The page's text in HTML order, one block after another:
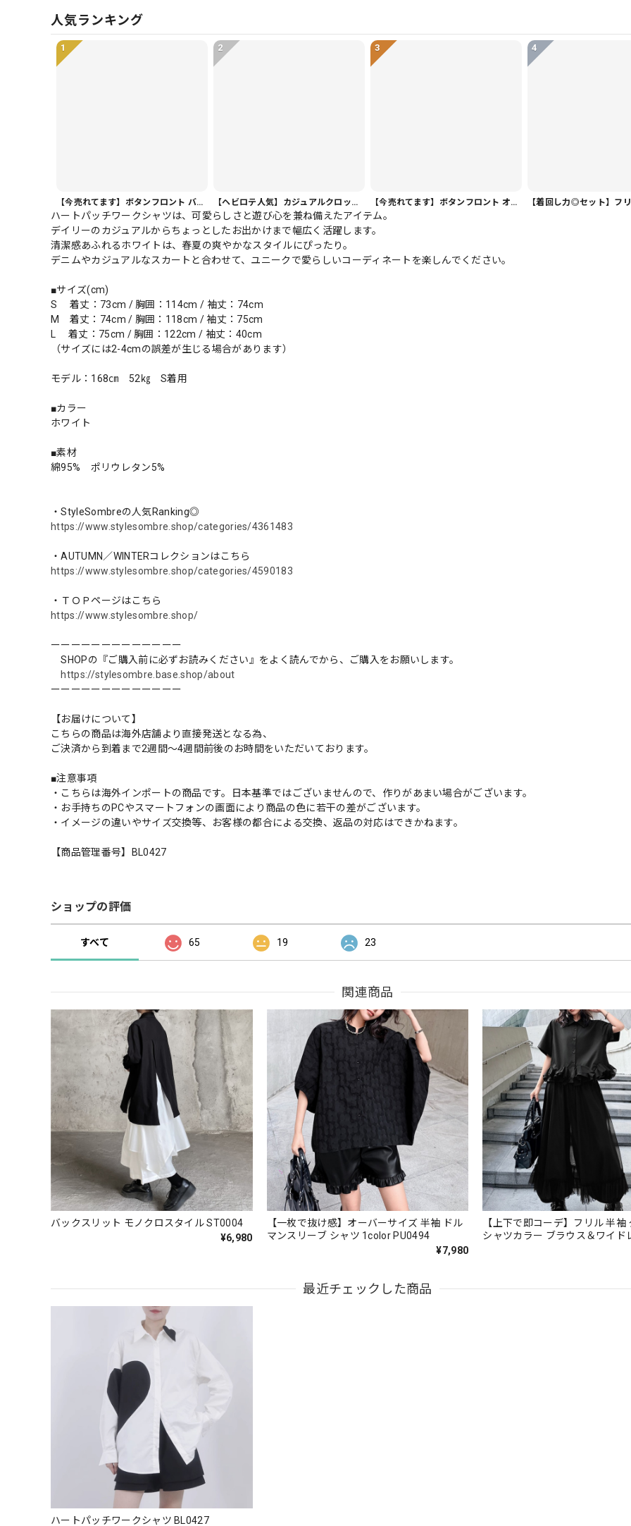
人気ランキング
1
【今売れてます】ボタンフロント バルーンシルエット ハーフ丈 パンツ 1color PT0407
2
【ヘビロテ人気】カジュアルクロップドパンツ PT0341
3
【今売れてます】ボタンフロント オーバーサイズ 半袖 シャツワンピース 1color ON1035
4
ハートパッチワークシャツは、可愛らしさと遊び心を兼ね備えたアイテム。
デイリーのカジュアルからちょっとしたお出かけまで幅広く活躍します。
清潔感あふれるホワイトは、春夏の爽やかなスタイルにぴったり。
デニムやカジュアルなスカートと合わせて、ユニークで愛らしいコーディネートを楽しんでください。
■サイズ(cm)
S 着丈：73cm / 胸囲：114cm / 袖丈：74cm
M 着丈：74cm / 胸囲：118cm / 袖丈：75cm
L 着丈：75cm / 胸囲：122cm / 袖丈：40cm
（サイズには2-4cmの誤差が生じる場合があります）
モデル：168㎝ 52㎏ S着用
■カラー
ホワイト
■素材
綿95% ポリウレタン5%
・StyleSombreの人気Ranking◎
https://www.stylesombre.shop/categories/4361483
・AUTUMN／WINTERコレクションはこちら
https://www.stylesombre.shop/categories/4590183
・ＴＯＰページはこちら
https://www.stylesombre.shop/
ーーーーーーーーーーーーー
SHOPの『ご購入前に必ずお読みください』をよく読んでから、ご購入をお願いします。
https://stylesombre.base.shop/about
ーーーーーーーーーーーーー
【お届けについて】
こちらの商品は海外店舗より直接発送となる為、
ご決済から到着まで2週間〜4週間前後のお時間をいただいております。
■注意事項
・こちらは海外インポートの商品です。日本基準ではございませんので、作りがあまい場合がございます。
・お手持ちのPCやスマートフォンの画面により商品の色に若干の差がございます。
・イメージの違いやサイズ交換等、お客様の都合による交換、返品の対応はできかねます。
【商品管理番号】BL0427
ショップの評価
すべて 65 19 23
関連商品
バックスリット モノクロスタイル ST0004
¥6,980
【一枚で抜け感】オーバーサイズ 半袖 ドル
マンスリーブ シャツ 1color PU0494
¥7,980
【上下で即コーデ】フリル 半袖
シャツカラー ブラウス＆ワイド
最近チェックした商品
ハートパッチワークシャツ BL0427